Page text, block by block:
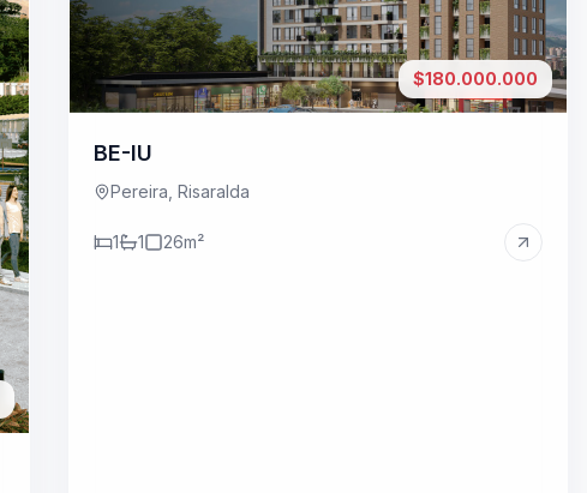
$180.000.000
BE-IU
Pereira, Risaralda
1 1 26m²